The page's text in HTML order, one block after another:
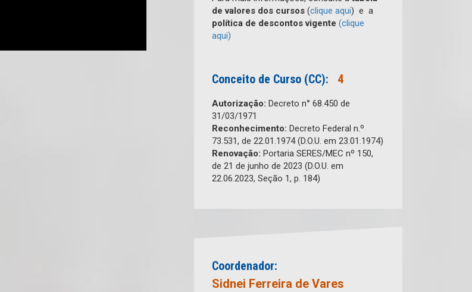
de valores dos cursos (clique aqui) e a
política de descontos vigente (clique
aqui)
Conceito de Curso (CC): 4
Autorização: Decreto n° 68.450 de
31/03/1971
Reconhecimento: Decreto Federal n.º
73.531, de 22.01.1974 (D.O.U. em 23.01.1974)
Renovação: Portaria SERES/MEC nº 150,
de 21 de junho de 2023 (D.O.U. em
22.06.2023, Seção 1, p. 184)
Coordenador:
Sidnei Ferreira de Vares